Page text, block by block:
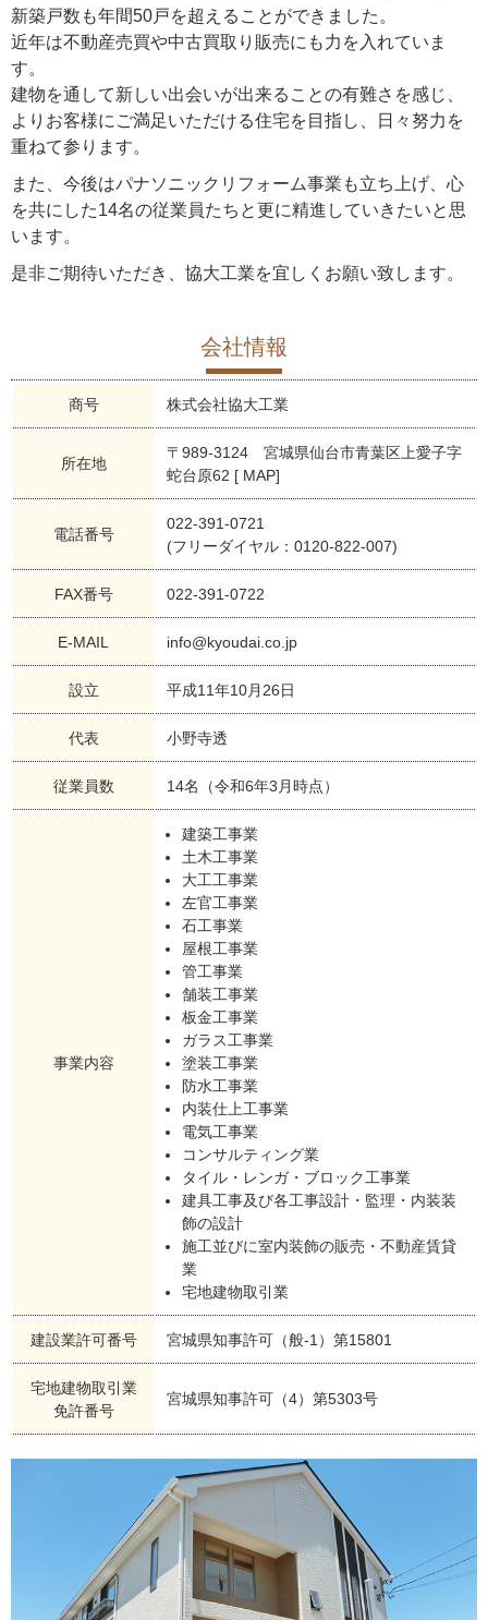
新築戸数も年間50戸を超えることができました。
近年は不動産売買や中古買取り販売にも力を入れていま
す。
建物を通して新しい出会いが出来ることの有難さを感じ、
よりお客様にご満足いただける住宅を目指し、日々努力を
重ねて参ります。
また、今後はパナソニックリフォーム事業も立ち上げ、心
を共にした14名の従業員たちと更に精進していきたいと思
います。
是非ご期待いただき、協大工業を宜しくお願い致します。
会社情報
商号 株式会社協大工業
所在地
〒989-3124 宮城県仙台市青葉区上愛子字
蛇台原62 [ MAP]
電話番号
022-391-0721
(フリーダイヤル：0120-822-007)
FAX番号 022-391-0722
E-MAIL info@kyoudai.co.jp
設立 平成11年10月26日
代表 小野寺透
従業員数 14名（令和6年3月時点）
事業内容
建築工事業
土木工事業
大工工事業
左官工事業
石工事業
屋根工事業
管工事業
舗装工事業
板金工事業
ガラス工事業
塗装工事業
防水工事業
内装仕上工事業
電気工事業
コンサルティング業
タイル・レンガ・ブロック工事業
建具工事及び各工事設計・監理・内装装
飾の設計
施工並びに室内装飾の販売・不動産賃貸
業
宅地建物取引業
建設業許可番号 宮城県知事許可（般-1）第15801
宅地建物取引業
免許番号
宮城県知事許可（4）第5303号